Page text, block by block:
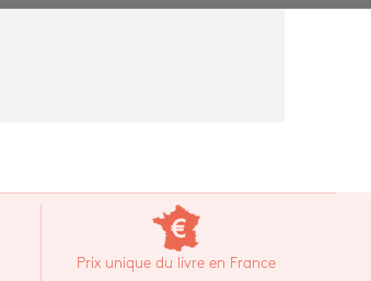
Prix unique du livre en France